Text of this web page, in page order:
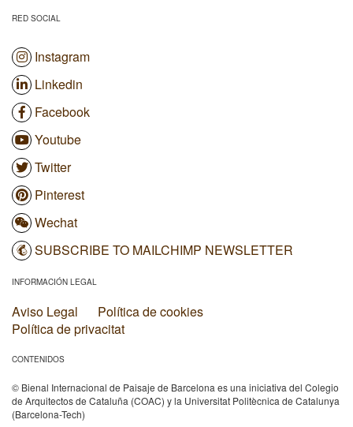
RED SOCIAL
Instagram
Linkedin
Facebook
Youtube
Twitter
Pinterest
Wechat
SUBSCRIBE TO MAILCHIMP NEWSLETTER
INFORMACIÓN LEGAL
Aviso Legal
Política de cookies
Política de privacitat
CONTENIDOS
© Bienal Internacional de Paisaje de Barcelona es una iniciativa del Colegio
de Arquitectos de Cataluña (COAC) y la Universitat Politècnica de Catalunya
(Barcelona-Tech)